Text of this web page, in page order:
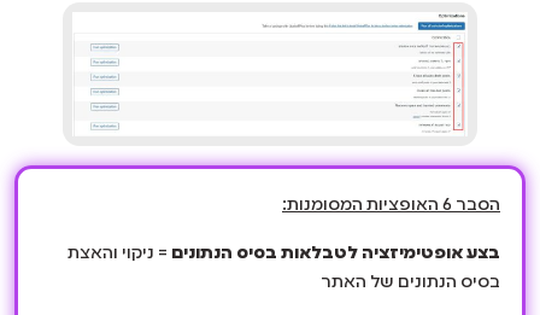
הסבר 6 האופציות המסומנות:
בצע אופטימיזציה לטבלאות בסיס הנתונים = ניקוי והאצת
בסיס הנתונים של האתר